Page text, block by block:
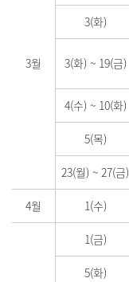
3월
3(화)
3(화) ~19(금)
4(수) ~10(화)
5(목)
23(월) ~ 27(금)
4월 1(수)
1(금)
5(화)